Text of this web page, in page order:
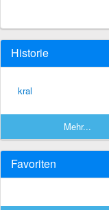
Historie
kral
Mehr...
Favoriten